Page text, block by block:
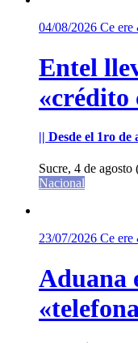
04/08/2026 Ce ere
Entel
«crédito
|| Desde el 1ro
Sucre, 4 de
Nacional
23/07/2026 Ce ere
Aduana